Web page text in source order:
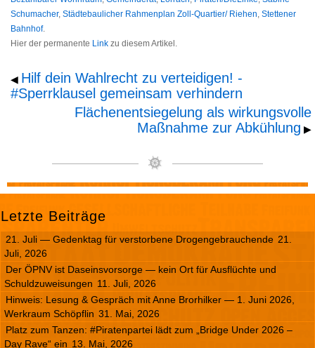
Schumacher, Städtebaulicher Rahmenplan Zoll-Quartier/ Riehen, Stettener
Bahnhof.
Hier der permanente Link zu diesem Artikel.
◀ Hilf dein Wahlrecht zu verteidigen! -
#Sperrklausel gemeinsam verhindern
Flächenentsiegelung als wirkungsvolle
Maßnahme zur Abkühlung ▶
Letzte Beiträge
21. Juli — Gedenktag für verstorbene Drogengebrauchende 21.
Juli, 2026
Der ÖPNV ist Daseinsvorsorge — kein Ort für Ausflüchte und
Schuldzuweisungen 11. Juli, 2026
Hinweis: Lesung & Gespräch mit Anne Brorhilker — 1. Juni 2026,
Werkraum Schöpflin 31. Mai, 2026
Platz zum Tanzen: #Piratenpartei lädt zum „Bridge Under 2026 –
Day Rave“ ein 13. Mai, 2026